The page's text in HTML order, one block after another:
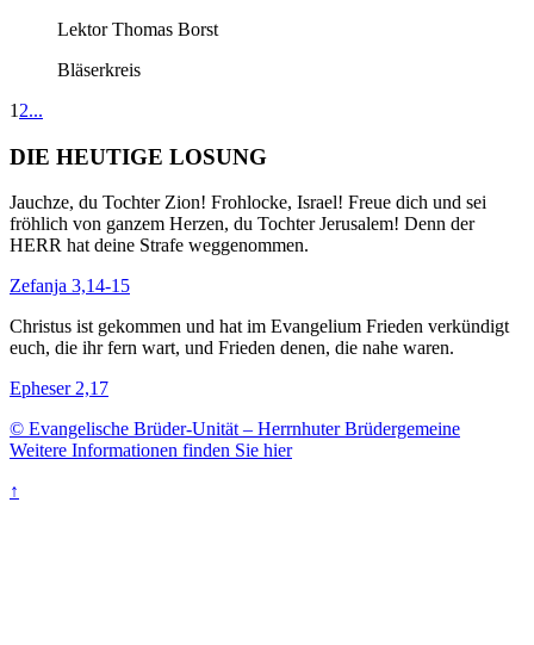
Lektor Thomas Borst
Bläserkreis
1 2...
DIE HEUTIGE LOSUNG
Jauchze, du Tochter Zion! Frohlocke, Israel! Freue dich und sei
fröhlich von ganzem Herzen, du Tochter Jerusalem! Denn der
HERR hat deine Strafe weggenommen.
Zefanja 3,14-15
Christus ist gekommen und hat im Evangelium Frieden verkündigt
euch, die ihr fern wart, und Frieden denen, die nahe waren.
Epheser 2,17
© Evangelische Brüder-Unität – Herrnhuter Brüdergemeine
Weitere Informationen finden Sie hier
↑